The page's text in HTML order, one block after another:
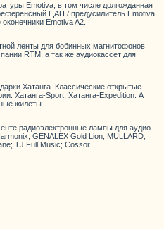
Emotiva, в том числе долгожданная
ЦАП / предусилитель Emotiva
Emotiva A2.
ленты для бобинных магнитофонов
RTM, а так же аудиокассет для
Хатанга. Классические открытые
Хатанга-Sport, Хатанга-Expedition. А
жилеты.
радиоэлектронные лампы для аудио
GENALEX Gold Lion; MULLARD;
TJ Full Music; Cossor.